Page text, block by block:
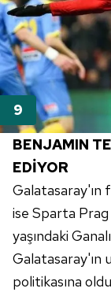
BENJAMIN
EDİYOR
ise Sparta
yaşındaki
Galatasaray'ın
politikasına